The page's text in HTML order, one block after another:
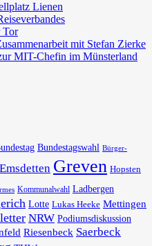
Lienen
Tor
mit Stefan Zierke
MIT-Chefin im Münsterland
Bundestagswahl Bürger-
Emsdetten Greven Hopsten
Kommunalwahl Ladbergen
Lotte Lukas Heeke Mettingen
NRW Podiumsdiskussion
Riesenbeck Saerbeck